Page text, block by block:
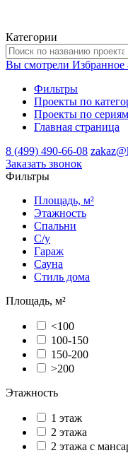
Категории
Вы смотрели Избранное
Фильтры
Проекты по
Проекты по сериям
Главная страница
8 (499) 490-66-08
3аказать звонок
Фильтры
Площадь, м²
Этажность
Спальни
С/у
Гараж
Сауна
Стиль дома
Площадь, м²
<100
100-150
150-200
>200
Этажность
1 этаж
2 этажа
2 этажа с